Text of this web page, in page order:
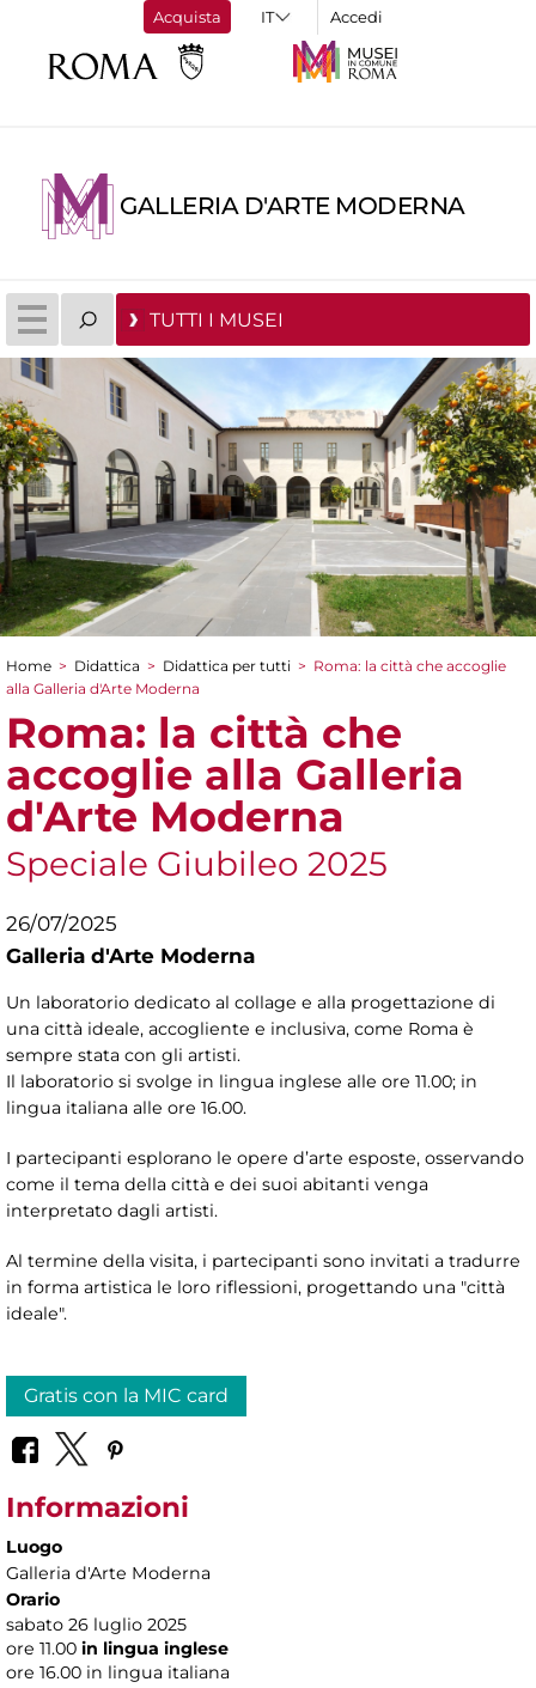
Acquista Accedi
GALLERIA D'ARTE MODERNA
TUTTI I MUSEI
Tu sei qui
Home > Didattica > Didattica per tutti > Roma: la città che accoglie
alla Galleria d'Arte Moderna
Roma: la città che
accoglie alla Galleria
d'Arte Moderna
Speciale Giubileo 2025
26/07/2025
Galleria d'Arte Moderna
Un laboratorio dedicato al collage e alla progettazione di
una città ideale, accogliente e inclusiva, come Roma è
sempre stata con gli artisti.
Il laboratorio si svolge in lingua inglese alle ore 11.00; in
lingua italiana alle ore 16.00.
I partecipanti esplorano le opere d’arte esposte, osservando
come il tema della città e dei suoi abitanti venga
interpretato dagli artisti.
Al termine della visita, i partecipanti sono invitati a tradurre
in forma artistica le loro riflessioni, progettando una "città
ideale".
Gratis con la MIC card
Informazioni
Luogo
Galleria d'Arte Moderna
Orario
sabato 26 luglio 2025
ore 11.00 in lingua inglese
ore 16.00 in lingua italiana